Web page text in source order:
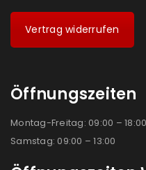
Vertrag widerrufen
Öffnungszeiten
Montag-Freitag: 09:00 – 18:00
Samstag: 09:00 – 13:00